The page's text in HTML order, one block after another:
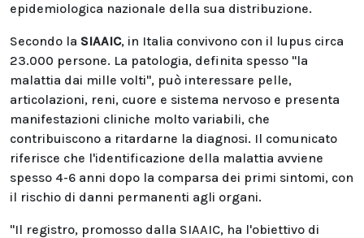
epidemiologica nazionale della sua distribuzione.
Secondo la SIAAIC, in Italia convivono con il lupus circa
23.000 persone. La patologia, definita spesso "la
malattia dai mille volti", può interessare pelle,
articolazioni, reni, cuore e sistema nervoso e presenta
manifestazioni cliniche molto variabili, che
contribuiscono a ritardarne la diagnosi. Il comunicato
riferisce che l'identificazione della malattia avviene
spesso 4-6 anni dopo la comparsa dei primi sintomi, con
il rischio di danni permanenti agli organi.
"Il registro, promosso dalla SIAAIC, ha l'obiettivo di